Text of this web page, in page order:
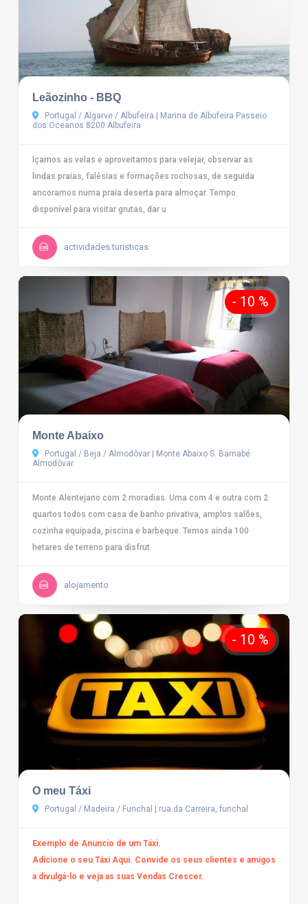
Leãozinho - BBQ
Portugal / Algarve / Albufeira | Marina de Albufeira Passeio
dos Oceanos 8200 Albufeira
Içamos as velas e aproveitamos para velejar, observar as
lindas praias, falésias e formações rochosas, de seguida
ancoramos numa praia deserta para almoçar. Tempo
disponível para visitar grutas, dar u
actividades turisticas
- 10 %
Monte Abaixo
Portugal / Beja / Almodôvar | Monte Abaixo S. Barnabé
Almodôvar
Monte Alentejano com 2 moradias. Uma com 4 e outra com 2
quartos todos com casa de banho privativa, amplos salões,
cozinha equipada, piscina e barbeque. Temos ainda 100
hetares de terreno para disfrut
alojamento
- 10 %
O meu Táxi
Portugal / Madeira / Funchal | rua da Carreira, funchal
Exemplo de Anuncio de um Táxi.
Adicione o seu Táxi Aqui. Convide os seus clientes e amigos
a divulgá-lo e veja as suas Vendas Crescer.